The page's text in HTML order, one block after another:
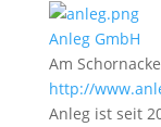
Anleg GmbH
Am
http://
Anleg ist seit